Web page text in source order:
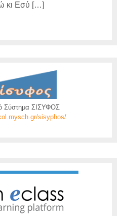
κι Εσύ […]
Σύστημα ΣΙΣΥΦΟΣ
sisyphos/